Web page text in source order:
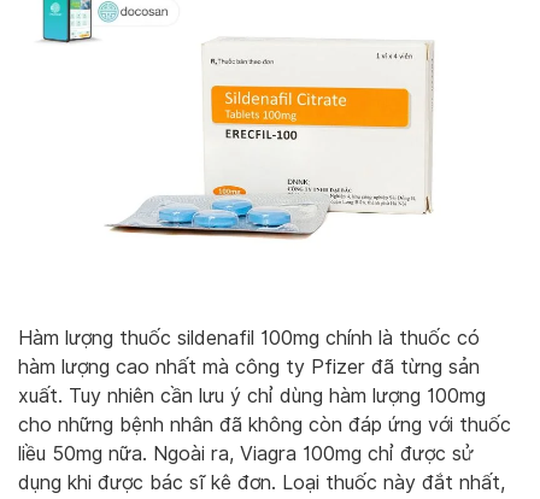
Hàm lượng thuốc sildenafil 100mg chính là thuốc có
hàm lượng cao nhất mà công ty Pfizer đã từng sản
xuất. Tuy nhiên cần lưu ý chỉ dùng hàm lượng 100mg
cho những bệnh nhân đã không còn đáp ứng với thuốc
liều 50mg nữa. Ngoài ra, Viagra 100mg chỉ được sử
dụng khi được bác sĩ kê đơn. Loại thuốc này đắt nhất,